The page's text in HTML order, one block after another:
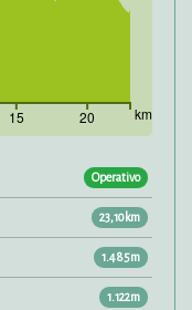
15 20 km
Operativo
23,10km
1.485m
1.122m